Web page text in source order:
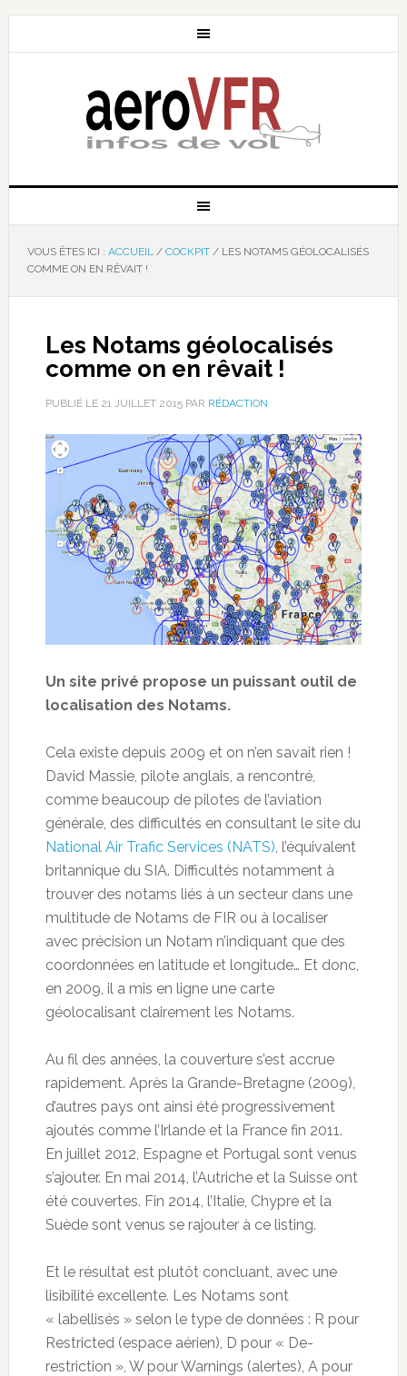
VOUS ÊTES ICI : ACCUEIL / COCKPIT /LES NOTAMS GÉOLOCALISÉS
COMME ON EN RÊVAIT !
Les Notams géolocalisés
comme on en rêvait !
PUBLIÉ LE 21 JUILLET 2015PAR RÉDACTION
Un site privé propose un puissant outil de
localisation des Notams.
Cela existe depuis 2009 et on n’en savait rien !
David Massie, pilote anglais, a rencontré,
comme beaucoup de pilotes de l’aviation
générale, des difficultés en consultant le site du
National Air Trafic Services (NATS) , l’équivalent
britannique du SIA. Difficultés notamment à
trouver des notams liés à un secteur dans une
multitude de Notams de FIR ou à localiser
avec précision un Notam n’indiquant que des
coordonnées en latitude et longitude… Et donc,
en 2009, il a mis en ligne une carte
géolocalisant clairement les Notams.
Au fil des années, la couverture s’est accrue
rapidement. Après la Grande-Bretagne (2009),
d’autres pays ont ainsi été progressivement
ajoutés comme l’Irlande et la France fin 2011.
En juillet 2012, Espagne et Portugal sont venus
s’ajouter. En mai 2014, l’Autriche et la Suisse ont
été couvertes. Fin 2014, l’Italie, Chypre et la
Suède sont venus se rajouter à ce listing.
Et le résultat est plutôt concluant, avec une
lisibilité excellente. Les Notams sont
« labellisés » selon le type de données : R pour
Restricted (espace aérien), D pour « De-
restriction », W pour Warnings (alertes), A pour